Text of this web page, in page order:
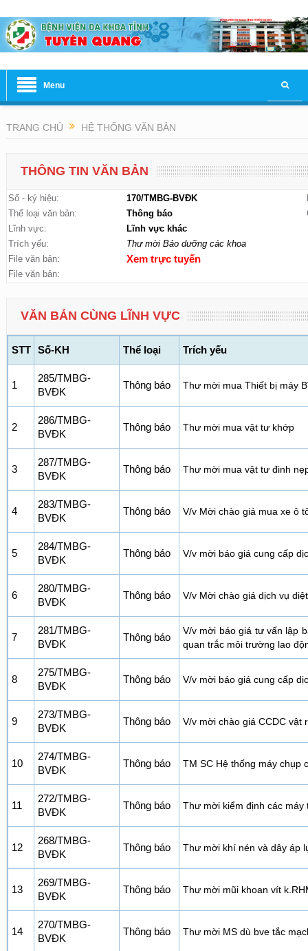
Menu
TRANG CHỦ HỆ THỐNG VĂN BẢN
THÔNG TIN VĂN BẢN
Số - ký hiệu: 170/TMBG-BVĐK
Thể loại văn bản:
Thông báo
Lĩnh vực:
Lĩnh vực khác
Trích yếu:
Thư mời Bảo dưỡng các khoa
File văn bản:
Xem trực tuyến
File văn bản:
VĂN BẢN CÙNG LĨNH VỰC
STT Số-KH Thể loại Trích yếu
1
285/TMBG-
BVĐK
Thông báo Thư mời mua Thiết bị máy
2
286/TMBG-
BVĐK
Thông báo Thư mời mua vật tư khớp
3
287/TMBG-
BVĐK
Thông báo Thư mời mua vật tư đinh
4
283/TMBG-
BVĐK
Thông báo V/v Mời chào giá mua xe ô
5
284/TMBG-
BVĐK
Thông báo V/v mời báo giá cung cấp
6
280/TMBG-
BVĐK
Thông báo V/v Mời chào giá dịch vụ
7
281/TMBG-
BVĐK
Thông báo
V/v mời báo giá tư vấn lập
quan trắc môi trường lao
8
275/TMBG-
BVĐK
Thông báo V/v mời báo giá cung cấp
9
273/TMBG-
BVĐK
Thông báo V/v mời chào giá CCDC vật
10
274/TMBG-
BVĐK
Thông báo TM SC Hệ thống máy chụp
11
272/TMBG-
BVĐK
Thông báo Thư mời kiểm định các máy
12
268/TMBG-
BVĐK
Thông báo Thư mời khí nén và dây áp
13
269/TMBG-
BVĐK
Thông báo Thư mời mũi khoan vít
14
270/TMBG-
BVĐK
Thông báo Thư mời MS dù bve tắc